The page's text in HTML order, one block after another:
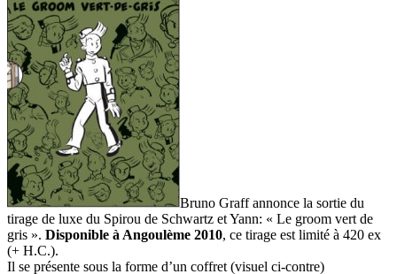
Bruno Graff annonce la sortie du
tirage de luxe du Spirou de Schwartz et Yann: « Le groom vert de
gris ». Disponible à Angoulème 2010, ce tirage est limité à 420 ex
(+ H.C.).
Il se présente sous la forme d’un coffret (visuel ci-contre)